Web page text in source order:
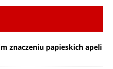
znaczeniu papieskich apeli